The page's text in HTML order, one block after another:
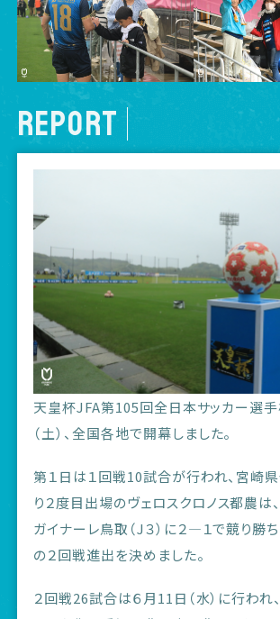
REPORT
天皇杯JFA第105回全日本サッカー選
（土）、全国各地で開幕しました。
第１日は１回戦10試合が行われ、宮崎
り２度目出場のヴェロスクロノス都農は
ガイナーレ鳥取（J３）に２―１で競り勝
の２回戦進出を決めました。
２回戦26試合は６月11日（水）に行われ